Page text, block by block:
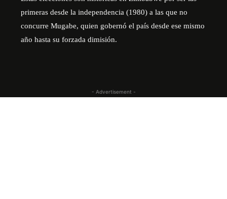
primeras desde la independencia (1980) a las que no
concurre Mugabe, quien gobernó el país desde ese mismo
año hasta su forzada dimisión.
- Advertisement -